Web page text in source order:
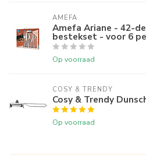
AMEFA
Amefa Ariane - 42-
bestekset - voor 6
Op voorraad
COSY & TRENDY
Cosy & Trendy
Op voorraad